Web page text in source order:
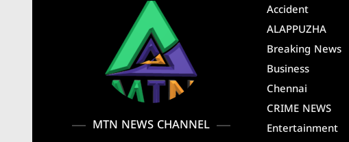
MTN NEWS CHANNEL
Accident
ALAPPUZHA
Breaking News
Business
Chennai
CRIME NEWS
Entertainment